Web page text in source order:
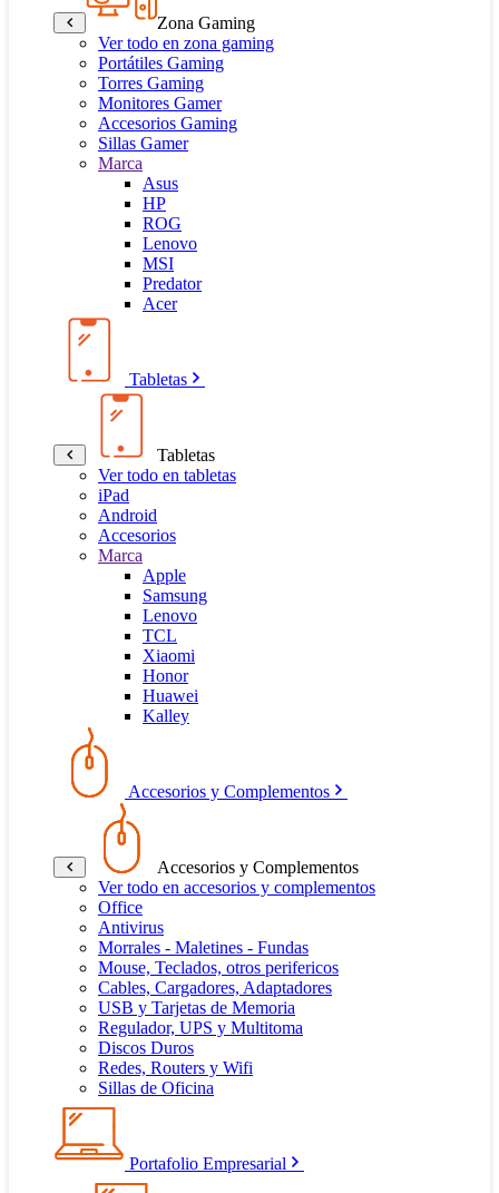
Zona Gaming
Ver todo en zona gaming
Portátiles Gaming
Torres Gaming
Monitores Gamer
Accesorios Gaming
Sillas Gamer
Marca
Asus
HP
ROG
Lenovo
MSI
Predator
Acer
Tabletas
Tabletas
Ver todo en tabletas
iPad
Android
Accesorios
Marca
Apple
Samsung
Lenovo
TCL
Xiaomi
Honor
Huawei
Kalley
Accesorios y Complementos
Accesorios y Complementos
Ver todo en accesorios y complementos
Office
Antivirus
Morrales - Maletines - Fundas
Mouse, Teclados, otros perifericos
Cables, Cargadores, Adaptadores
USB y Tarjetas de Memoria
Regulador, UPS y Multitoma
Discos Duros
Redes, Routers y Wifi
Sillas de Oficina
Portafolio Empresarial